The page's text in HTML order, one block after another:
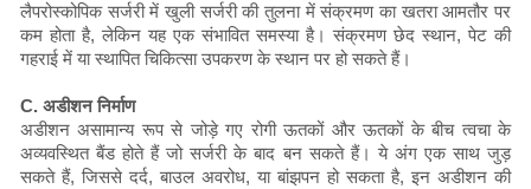
लैपरोस्कोपिक सर्जरी में खुली सर्जरी की तुलना में संक्रमण का खतरा आमतौर पर
कम होता है, लेकिन यह एक संभावित समस्या है। संक्रमण छेद स्थान, पेट की
गहराई में या स्थापित चिकित्सा उपकरण के स्थान पर हो सकते हैं।
C. अडीशन निर्माण
अडीशन असामान्य रूप से जोड़े गए रोगी ऊतकों और ऊतकों के बीच त्वचा के
अव्यवस्थित बैंड होते हैं जो सर्जरी के बाद बन सकते हैं। ये अंग एक साथ जुड़
सकते हैं, जिससे दर्द, बाउल अवरोध, या बांझपन हो सकता है, इन अडीशन की